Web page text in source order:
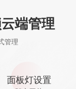
端管理
管理
面板灯设置